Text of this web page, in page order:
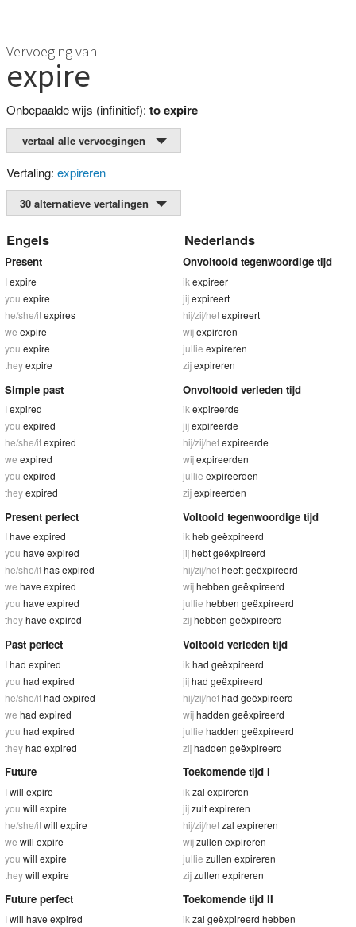
Vervoeging van
expire
Onbepaalde wijs (infinitief): to expire
vertaal alle vervoegingen
Vertaling: expireren
30 alternatieve vertalingen
Engels Nederlands
Present
Iexpire
you expire
he/she/itexpires
we expire
you expire
theyexpire
Onvoltooid tegenwoordige tijd
ik expireer
jijexpireert
hij/zij/hetexpireert
wijexpireren
jullie expireren
zijexpireren
Simple past
Iexpired
you expired
he/she/itexpired
we expired
you expired
theyexpired
Onvoltooid verleden tijd
ik expireerde
jijexpireerde
hij/zij/hetexpireerde
wijexpireerden
jullie expireerden
zijexpireerden
Present perfect
Ihave expired
you have expired
he/she/ithas expired
we have expired
you have expired
theyhave expired
Voltooid tegenwoordige tijd
ikheb geëxpireerd
jijhebt geëxpireerd
hij/zij/hetheeft geëxpireerd
wijhebben geëxpireerd
jullie hebben geëxpireerd
zijhebben geëxpireerd
Past perfect
Ihad expired
you had expired
he/she/ithad expired
we had expired
you had expired
theyhad expired
Voltooid verleden tijd
ik had geëxpireerd
jijhad geëxpireerd
hij/zij/hethad geëxpireerd
wijhadden geëxpireerd
jullie hadden geëxpireerd
zijhadden geëxpireerd
Future
Iwill expire
you will expire
he/she/itwill expire
we will expire
you will expire
theywill expire
Toekomende tijd I
ik zal expireren
jijzult expireren
hij/zij/hetzal expireren
wijzullen expireren
jullie zullen expireren
zijzullen expireren
Future perfect
Iwill have expired
Toekomende tijd II
ik zal geëxpireerd hebben